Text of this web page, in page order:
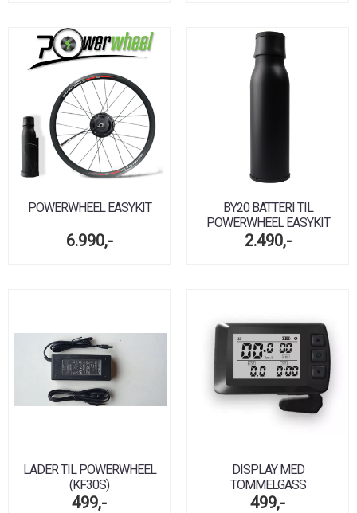
POWERWHEEL EASYKIT
6.990,-
BY20 BATTERI TIL
POWERWHEEL EASYKIT
2.490,-
LADER TIL POWERWHEEL
(KF30S)
499,-
DISPLAY MED
TOMMELGASS
499,-